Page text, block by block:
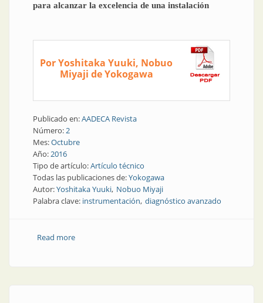
para alcanzar la excelencia de una instalación
Por Yoshitaka Yuuki, Nobuo
Miyaji de Yokogawa
Publicado en:AADECA Revista
Número:2
Mes:Octubre
Año:2016
Tipo de artículo:Artículo técnico
Todas las publicaciones de:Yokogawa
Autor:Yoshitaka Yuuki Nobuo Miyaji
Palabra clave: instrumentación diagnóstico avanzado
Read moreabout Artículo técnico | Diagnóstico de campo